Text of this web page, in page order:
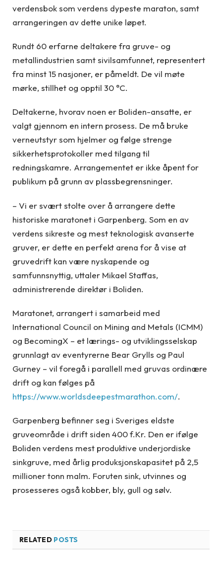
verdensbok som verdens dypeste maraton, samt
arrangeringen av dette unike løpet.
Rundt 60 erfarne deltakere fra gruve- og
metallindustrien samt sivilsamfunnet, representert
fra minst 15 nasjoner, er påmeldt. De vil møte
mørke, stillhet og opptil 30 °C.
Deltakerne, hvorav noen er Boliden-ansatte, er
valgt gjennom en intern prosess. De må bruke
verneutstyr som hjelmer og følge strenge
sikkerhetsprotokoller med tilgang til
redningskamre. Arrangementet er ikke åpent for
publikum på grunn av plassbegrensninger.
– Vi er svært stolte over å arrangere dette
historiske maratonet i Garpenberg. Som en av
verdens sikreste og mest teknologisk avanserte
gruver, er dette en perfekt arena for å vise at
gruvedrift kan være nyskapende og
samfunnsnyttig, uttaler Mikael Staffas,
administrerende direktør i Boliden.
Maratonet, arrangert i samarbeid med
International Council on Mining and Metals (ICMM)
og BecomingX – et lærings- og utviklingsselskap
grunnlagt av eventyrerne Bear Grylls og Paul
Gurney – vil foregå i parallell med gruvas ordinære
drift og kan følges på
https://www.worldsdeepestmarathon.com/.
Garpenberg befinner seg i Sveriges eldste
gruveområde i drift siden 400 f.Kr. Den er ifølge
Boliden verdens mest produktive underjordiske
sinkgruve, med årlig produksjonskapasitet på 2,5
millioner tonn malm. Foruten sink, utvinnes og
prosesseres også kobber, bly, gull og sølv.
RELATED POSTS